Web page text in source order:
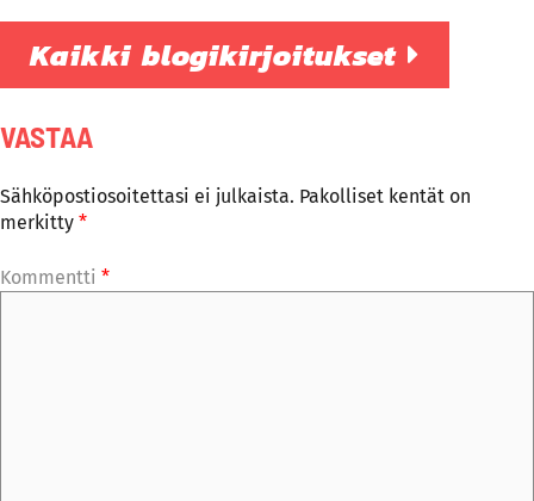
Kaikki blogikirjoitukset
VASTAA
Sähköpostiosoitettasi ei julkaista. Pakolliset kentät on
merkitty *
Kommentti *